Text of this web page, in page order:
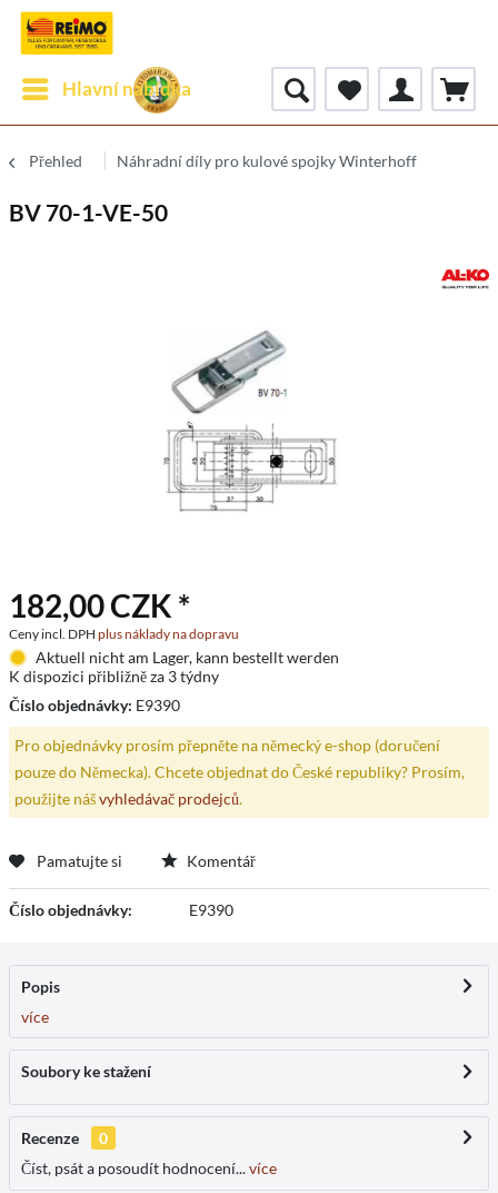
Hlavní nabídka
Přehled Náhradní díly pro kulové spojky Winterhoff
BV 70-1-VE-50
182,00 CZK *
Ceny incl. DPH plus náklady na dopravu
Aktuell nicht am Lager, kann bestellt werden
K dispozici přibližně za 3 týdny
Číslo objednávky: E9390
Pro objednávky prosím přepněte na německý e-shop (doručení
pouze do Německa). Chcete objednat do České republiky? Prosím,
použijte nášvyhledávač prodejců.
Pamatujte si Komentář
Číslo objednávky: E9390
Popis
více
Soubory ke stažení
Recenze
0
Číst, psát a posoudít hodnocení...více